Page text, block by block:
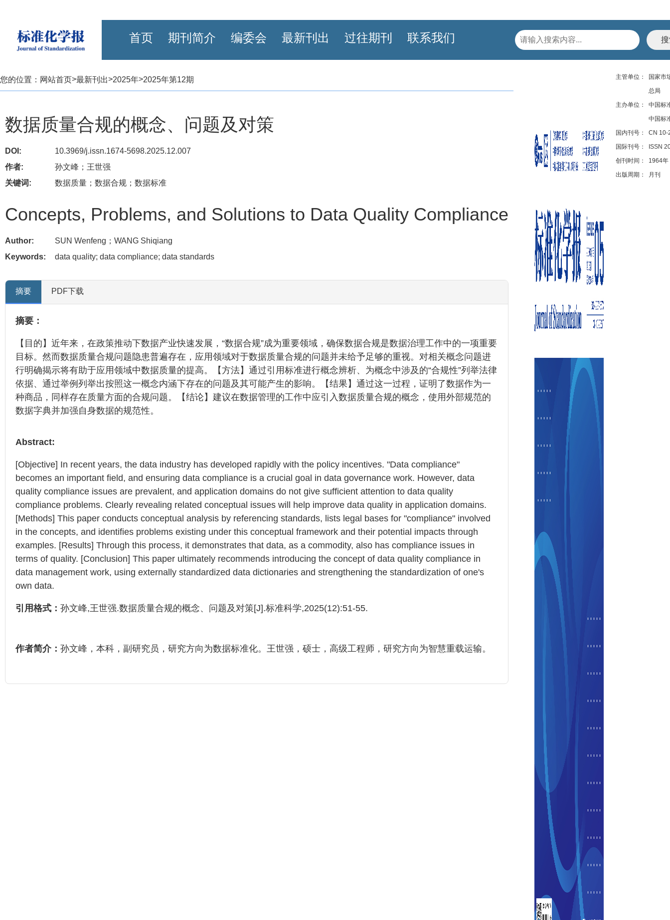
首页 期刊简介 编委会 最新刊出 过往期刊 联系我们
您的位置： 网站首页>最新刊出>2025年>2025年第12期
数据质量合规的概念、问题及对策
DOI:
10.3969/j.issn.1674-5698.2025.12.007
作者:
孙文峰；王世强
关键词:
数据质量；数据合规；数据标准
Concepts, Problems, and Solutions to Data Quality Compliance
Author:
SUN Wenfeng；WANG Shiqiang
Keywords:
data quality; data compliance; data standards
摘要 PDF下载
摘要：
【目的】近年来，在政策推动下数据产业快速发展，“数据合规”成为重要领域，确保数据合规是数据治理工作中的一项重要
目标。然而数据质量合规问题隐患普遍存在，应用领域对于数据质量合规的问题并未给予足够的重视。对相关概念问题进
行明确揭示将有助于应用领域中数据质量的提高。【方法】通过引用标准进行概念辨析、为概念中涉及的“合规性”列举法律
依据、通过举例列举出按照这一概念内涵下存在的问题及其可能产生的影响。【结果】通过这一过程，证明了数据作为一
种商品，同样存在质量方面的合规问题。【结论】建议在数据管理的工作中应引入数据质量合规的概念，使用外部规范的
数据字典并加强自身数据的规范性。
Abstract:
[Objective] In recent years, the data industry has developed rapidly with the policy incentives. "Data compliance"
becomes an important field, and ensuring data compliance is a crucial goal in data governance work. However, data
quality compliance issues are prevalent, and application domains do not give sufficient attention to data quality
compliance problems. Clearly revealing related conceptual issues will help improve data quality in application domains.
[Methods] This paper conducts conceptual analysis by referencing standards, lists legal bases for "compliance" involved
in the concepts, and identifies problems existing under this conceptual framework and their potential impacts through
examples. [Results] Through this process, it demonstrates that data, as a commodity, also has compliance issues in
terms of quality. [Conclusion] This paper ultimately recommends introducing the concept of data quality compliance in
data management work, using externally standardized data dictionaries and strengthening the standardization of one's
own data.
引用格式： 孙文峰,王世强.数据质量合规的概念、问题及对策[J].标准科学,2025(12):51-55.
作者简介： 孙文峰，本科，副研究员，研究方向为数据标准化。王世强，硕士，高级工程师，研究方向为智慧重载运输。
主管单位：
国家市
总局
主办单位：
中国标
中国标
国内刊号：
CN 10-
国际刊号：
ISSN
创刊时间：
1964年
出版周期：
月刊